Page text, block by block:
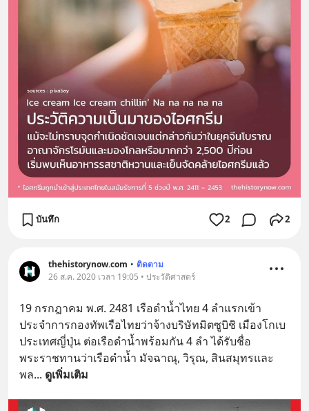
บันทึก 2 2
thehistorynow.com • ติดตาม
26 ส.ค. 2020 เวลา 19:05 • ประวัติศาสตร์
19 กรกฎาคม พ.ศ. 2481 เรือดำน้ำไทย 4 ลำแรกเข้า
ประจำการกองทัพเรือไทยว่าจ้างบริษัทมิตซูบิชิ เมืองโกเบ
ประเทศญี่ปุ่น ต่อเรือดำน้ำพร้อมกัน 4 ลำ ได้รับชื่อ
พระราชทานว่าเรือดำน้ำ มัจฉาณุ, วิรุณ, สินสมุทรและ
พล... ดูเพิ่มเติม